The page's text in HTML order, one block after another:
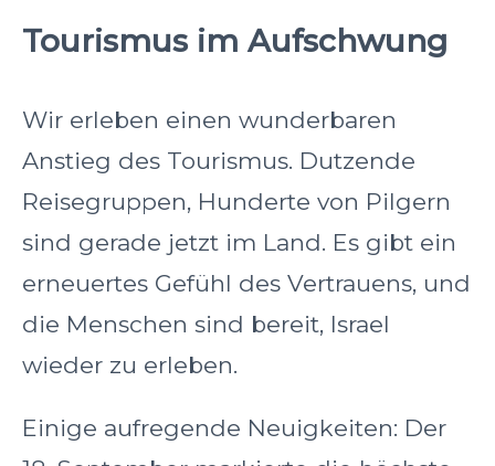
Tourismus im Aufschwung
Wir erleben einen wunderbaren
Anstieg des Tourismus. Dutzende
Reisegruppen, Hunderte von Pilgern
sind gerade jetzt im Land. Es gibt ein
erneuertes Gefühl des Vertrauens, und
die Menschen sind bereit, Israel
wieder zu erleben.
Einige aufregende Neuigkeiten: Der